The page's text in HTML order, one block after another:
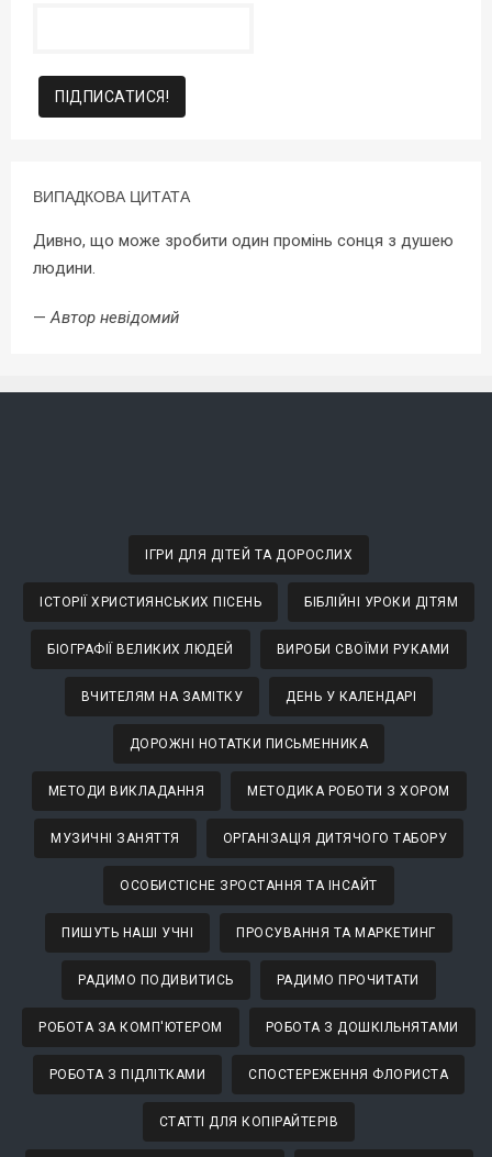
ВИПАДКОВА ЦИТАТА
Дивно, що може зробити один промінь сонця з душею
людини.
—Автор невідомий
ІГРИ ДЛЯ ДІТЕЙ ТА ДОРОСЛИХ
ІСТОРІЇ ХРИСТИЯНСЬКИХ ПІСЕНЬ БІБЛІЙНІ УРОКИ ДІТЯМ
БІОГРАФІЇ ВЕЛИКИХ ЛЮДЕЙ ВИРОБИ СВОЇМИ РУКАМИ
ВЧИТЕЛЯМ НА ЗАМІТКУ ДЕНЬ У КАЛЕНДАРІ
ДОРОЖНІ НОТАТКИ ПИСЬМЕННИКА
МЕТОДИ ВИКЛАДАННЯ МЕТОДИКА РОБОТИ З ХОРОМ
МУЗИЧНІ ЗАНЯТТЯ ОРГАНІЗАЦІЯ ДИТЯЧОГО ТАБОРУ
ОСОБИСТІСНЕ ЗРОСТАННЯ ТА ІНСАЙТ
ПИШУТЬ НАШІ УЧНІ ПРОСУВАННЯ ТА МАРКЕТИНГ
РАДИМО ПОДИВИТИСЬ РАДИМО ПРОЧИТАТИ
РОБОТА ЗА КОМП'ЮТЕРОМ РОБОТА З ДОШКІЛЬНЯТАМИ
РОБОТА З ПІДЛІТКАМИ СПОСТЕРЕЖЕННЯ ФЛОРИСТА
СТАТТІ ДЛЯ КОПІРАЙТЕРІВ